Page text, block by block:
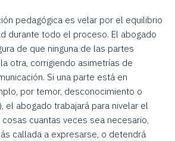
pedagógica es velar por el equilibrio
durante todo el proceso. El abogado
de que ninguna de las partes
otra, corrigiendo asimetrías de
Si una parte está en
por temor, desconocimiento o
el abogado trabajará para nivelar el
cuantas veces sea necesario,
callada a expresarse, o detendrá